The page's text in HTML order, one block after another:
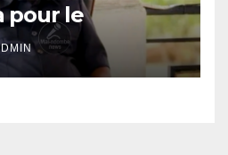
pour le
Kevani